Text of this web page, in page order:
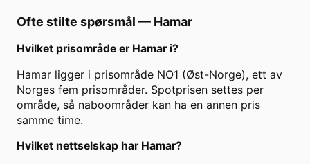
Ofte stilte spørsmål — Hamar
Hvilket prisområde er Hamar i?
Hamar ligger i prisområde NO1 (Øst-Norge), ett av
Norges fem prisområder. Spotprisen settes per
område, så naboområder kan ha en annen pris
samme time.
Hvilket nettselskap har Hamar?